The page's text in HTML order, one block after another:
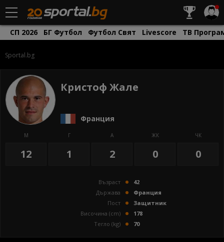
СП 2026 БГ Футбол Футбол Свят Livescore ТВ
Sportal.bg
Кристоф Жале
Франция
М
12
Г
1
А
2
ЖК
0
ЧК
0
Възраст
42
Държава
Франция
Пост
Защитник
Височина (cm)
178
Тегло (kg)
70